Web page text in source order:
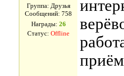
Группа: Друзья
Сообщений: 758
Награды: 26
Статус: Offline